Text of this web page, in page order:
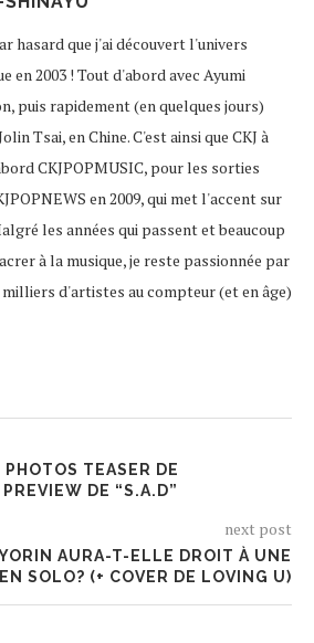
hasard que j'ai découvert l'univers
en 2003 ! Tout d'abord avec Ayumi
puis rapidement (en quelques jours)
Tsai, en Chine. C'est ainsi que CKJ à
CKJPOPMUSIC, pour les sorties
en 2009, qui met l'accent sur
les années qui passent et beaucoup
à la musique, je reste passionnée par
d'artistes au compteur (et en âge)
TEASER DE
DE “S.A.D”
next post
AURA-T-ELLE DROIT À UNE
SOLO? (+ COVER DE LOVING U)